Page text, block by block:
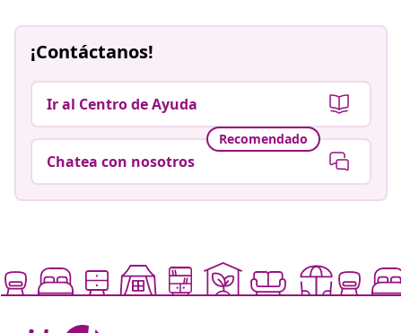
¡Contáctanos!
Ir al Centro de Ayuda
Recomendado
Chatea con nosotros